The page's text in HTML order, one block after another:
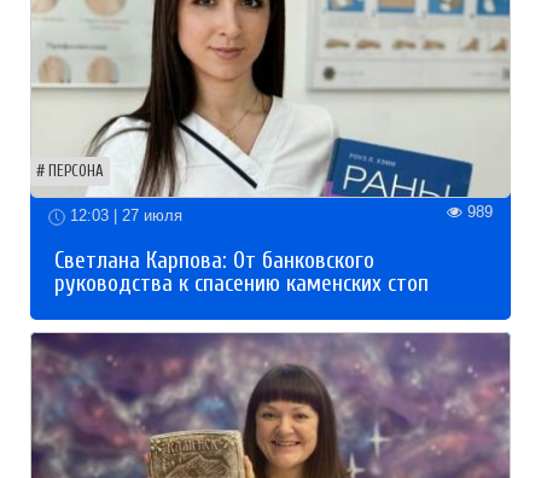
ПЕРСОНА
12:03 | 27 июля 989
Светлана Карпова: От банковского
руководства к спасению каменских стоп